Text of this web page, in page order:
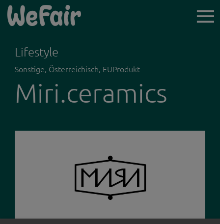
NEWSLETTER
LINZ WOCHENENDE
Lifestyle
Sonstige, Österreichisch, EUProdukt
Miri.ceramics